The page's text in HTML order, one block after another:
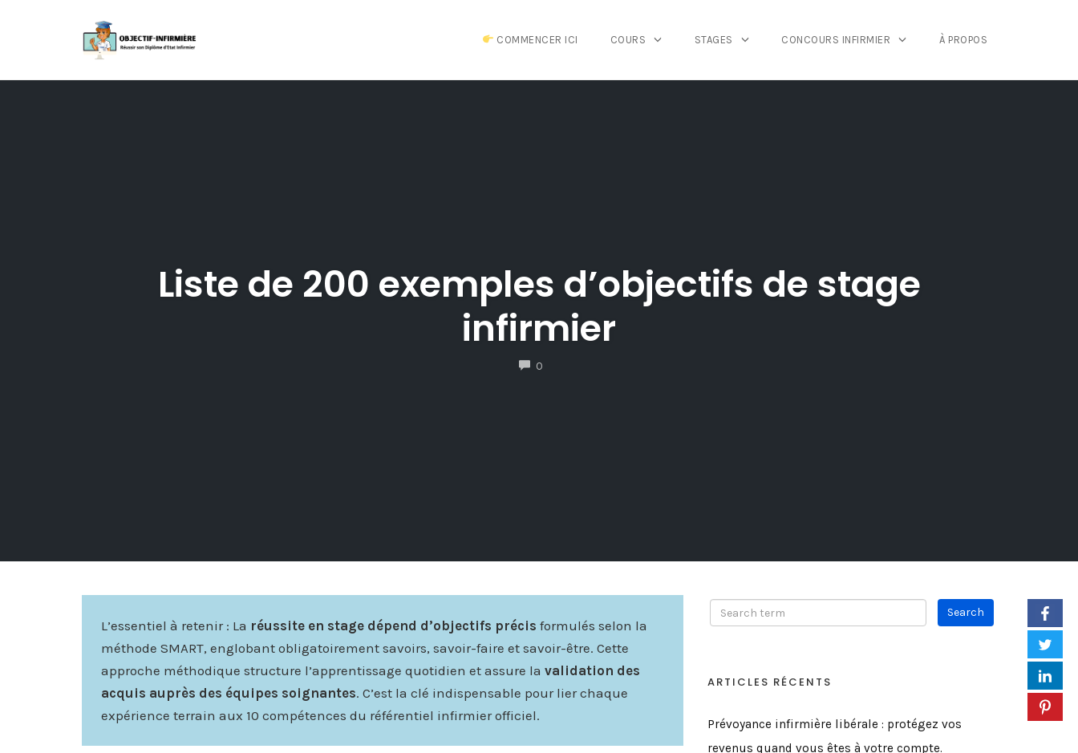
COMMENCER ICI COURS STAGES CONCOURS INFIRMIER À PROPOS
Liste de 200 exemples d’objectifs de stage
infirmier
0COMMENTS
L’essentiel à retenir : La réussite en stage dépend d’objectifs précis formulés selon la
méthode SMART, englobant obligatoirement savoirs, savoir-faire et savoir-être. Cette
approche méthodique structure l’apprentissage quotidien et assure la validation des
acquis auprès des équipes soignantes. C’est la clé indispensable pour lier chaque
expérience terrain aux 10 compétences du référentiel infirmier officiel.
ARTICLES RÉCENTS
Prévoyance infirmière libérale : protégez vos
revenus quand vous êtes à votre compte.